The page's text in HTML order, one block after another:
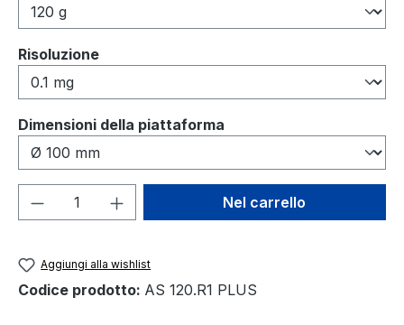
Seleziona
Risoluzione
Seleziona
Dimensioni della piattaforma
Quantità del prodotto: inserisci la
Nel carrello
Aggiungi alla wishlist
Codice prodotto: AS 120.R1 PLUS